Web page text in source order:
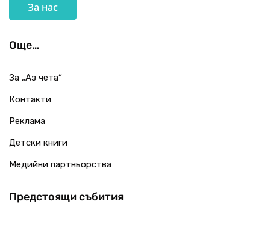
За нас
Още…
За „Аз чета“
Контакти
Реклама
Детски книги
Медийни партньорства
Предстоящи събития